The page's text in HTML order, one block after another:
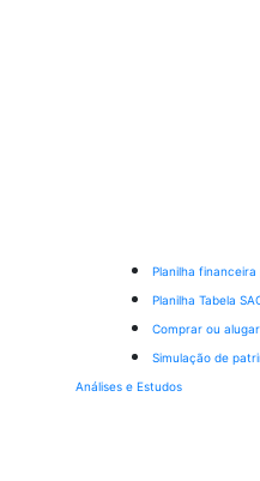
Planilha financeira
Planilha Tabela
Comprar ou
Simulação de
Análises e Estudos